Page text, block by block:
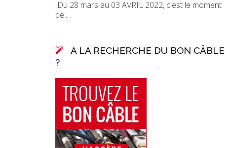
Du 28 mars au 03 AVRIL 2022, c'est le moment
de...
A LA RECHERCHE DU BON CÂBLE
?